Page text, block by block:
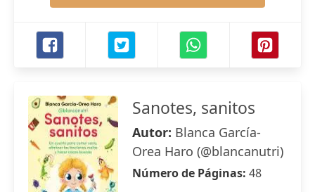
Sanotes, sanitos
Autor: Blanca García-
Orea Haro (@blancanutri)
Número de Páginas: 48